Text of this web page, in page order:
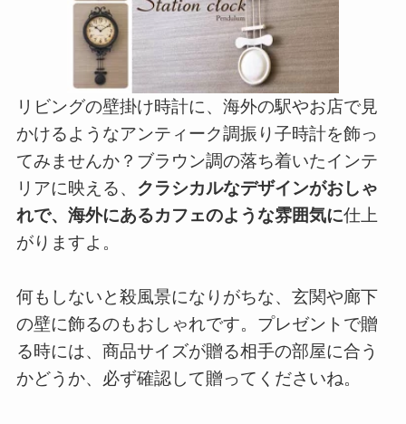
リビングの壁掛け時計に、海外の駅やお店で見
かけるようなアンティーク調振り子時計を飾っ
てみませんか？ブラウン調の落ち着いたインテ
リアに映える、 クラシカルなデザインがおしゃ
れで、海外にあるカフェのような雰囲気に仕上
がりますよ。
何もしないと殺風景になりがちな、玄関や廊下
の壁に飾るのもおしゃれです。プレゼントで贈
る時には、商品サイズが贈る相手の部屋に合う
かどうか、必ず確認して贈ってくださいね。